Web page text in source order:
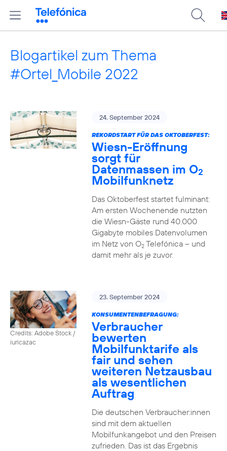
Blogartikel zum Thema
#Ortel_Mobile 2022
24. September 2024
REKORDSTART FÜR DAS OKTOBERFEST:
Wiesn-Eröffnung
sorgt für
Datenmassen im O2
Mobilfunknetz
Das Oktoberfest startet fulminant:
Am ersten Wochenende nutzten
die Wiesn-Gäste rund 40.000
Gigabyte mobiles Datenvolumen
im Netz von O2Telefónica – und
damit mehr als je zuvor.
Credits: Adobe Stock /
iuricazac
23. September 2024
KONSUMENTENBEFRAGUNG:
Verbraucher
bewerten
Mobilfunktarife als
fair und sehen
weiteren Netzausbau
als wesentlichen
Auftrag
Die deutschen Verbraucher:innen
sind mit dem aktuellen
Mobilfunkangebot und den Preisen
zufrieden. Das ist das Ergebnis